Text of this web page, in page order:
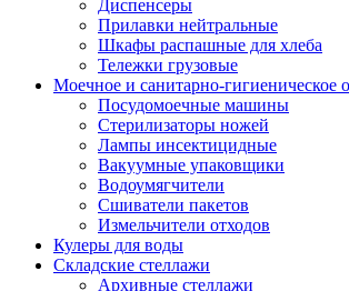
Диспенсеры
Прилавки нейтральные
Шкафы распашные для хлеба
Тележки грузовые
Моечное и санитарно-гигиеническое
Посудомоечные машины
Стерилизаторы ножей
Лампы инсектицидные
Вакуумные упаковщики
Водоумягчители
Сшиватели пакетов
Измельчители отходов
Кулеры для воды
Складские стеллажи
Архивные стеллажи